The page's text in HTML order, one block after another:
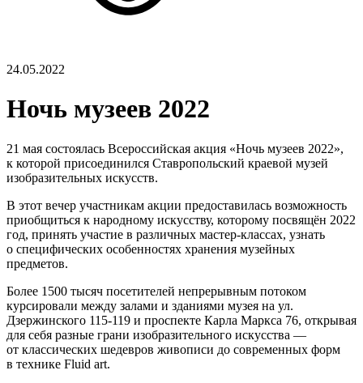
24.05.2022
Ночь музеев 2022
21 мая состоялась Всероссийская акция «Ночь музеев 2022»,
к которой присоединился Ставропольский краевой музей
изобразительных искусств.
В этот вечер участникам акции предоставилась возможность
приобщиться к народному искусству, которому посвящён 2022
год, принять участие в различных мастер-классах, узнать
о специфических особенностях хранения музейных
предметов.
Более 1500 тысяч посетителей непрерывным потоком
курсировали между залами и зданиями музея на ул.
Дзержинского 115-119 и проспекте Карла Маркса 76, открывая
для себя разные грани изобразительного искусства —
от классических шедевров живописи до современных форм
в технике Fluid art.